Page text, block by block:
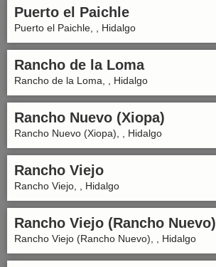
Puerto el Paichle
Puerto el Paichle, , Hidalgo
Rancho de la Loma
Rancho de la Loma, , Hidalgo
Rancho Nuevo (Xiopa)
Rancho Nuevo (Xiopa), , Hidalgo
Rancho Viejo
Rancho Viejo, , Hidalgo
Rancho Viejo (Rancho Nuevo)
Rancho Viejo (Rancho Nuevo), , Hidalgo